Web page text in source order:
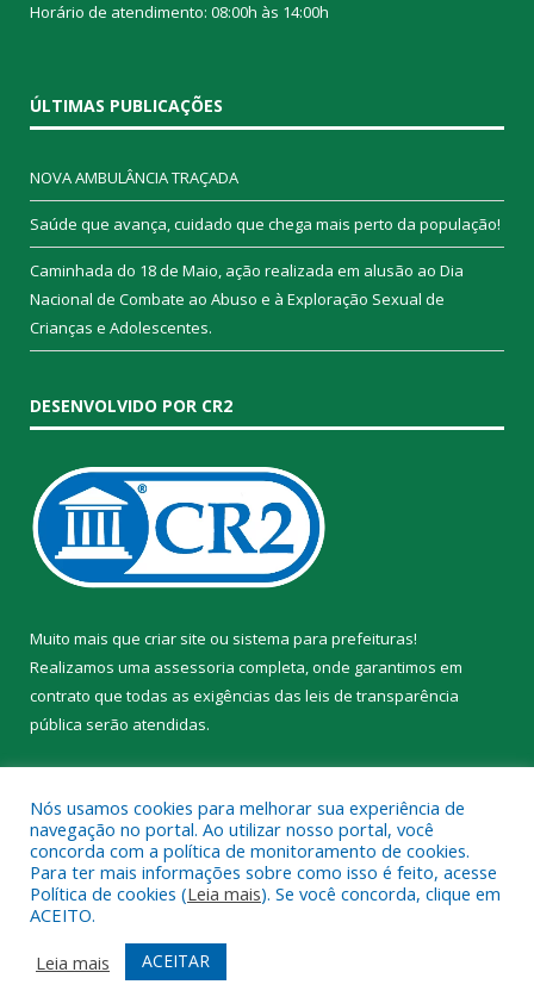
Horário de atendimento: 08:00h às 14:00h
ÚLTIMAS PUBLICAÇÕES
NOVA AMBULÂNCIA TRAÇADA
Saúde que avança, cuidado que chega mais perto da população!
Caminhada do 18 de Maio, ação realizada em alusão ao Dia
Nacional de Combate ao Abuso e à Exploração Sexual de
Crianças e Adolescentes.
DESENVOLVIDO POR CR2
Muito mais que criar site ou sistema para prefeituras!
Realizamos uma assessoria completa, onde garantimos em
contrato que todas as exigências das leis de transparência
pública serão atendidas.
Todos os direitos reservados a Prefeitura Municipal de Trairão.
Mapa do Site
Acessar Área Administrativa
Acessar Webmail
Nós usamos cookies para melhorar sua experiência de
navegação no portal. Ao utilizar nosso portal, você
concorda com a política de monitoramento de cookies.
Para ter mais informações sobre como isso é feito, acesse
Política de cookies (Leia mais). Se você concorda, clique em
ACEITO.
Leia mais
ACEITAR